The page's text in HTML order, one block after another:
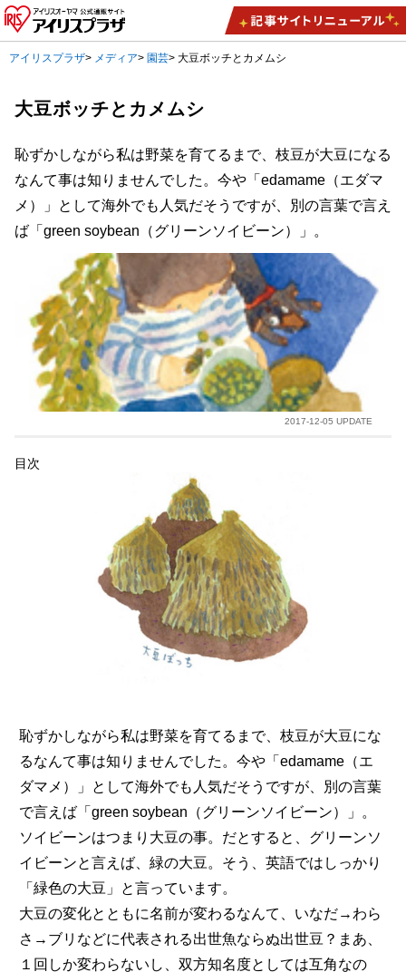
アイリスプラザ> メディア> 園芸>大豆ボッチとカメムシ
大豆ボッチとカメムシ
恥ずかしながら私は野菜を育てるまで、枝豆が大豆になる
なんて事は知りませんでした。今や「edamame（エダマ
メ）」として海外でも人気だそうですが、別の言葉で言え
ば「green soybean（グリーンソイビーン）」。
2017-12-05 UPDATE
目次
恥ずかしながら私は野菜を育てるまで、枝豆が大豆にな
るなんて事は知りませんでした。今や「edamame（エ
ダマメ）」として海外でも人気だそうですが、別の言葉
で言えば「green soybean（グリーンソイビーン）」。
ソイビーンはつまり大豆の事。だとすると、グリーンソ
イビーンと言えば、緑の大豆。そう、英語ではしっかり
「緑色の大豆」と言っています。
大豆の変化とともに名前が変わるなんて、いなだ→わら
さ→ブリなどに代表される出世魚ならぬ出世豆？まあ、
１回しか変わらないし、双方知名度としては互角なの